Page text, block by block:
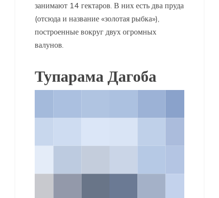
занимают 14 гектаров. В них есть два пруда
(отсюда и название «золотая рыбка»),
построенные вокруг двух огромных
валунов.
Тупарама Дагоба